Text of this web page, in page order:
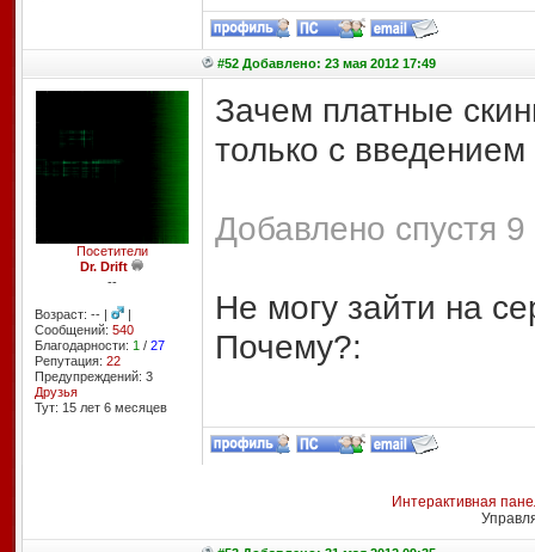
#52 Добавлено: 23 мая 2012 17:49
Посетители
Dr. Drift
--
Возраст: -- |
|
Сообщений: 540
Благодарности: 1 / 27
Репутация: 22
Предупреждений: 3
Друзья
Тут: 15 лет 6 месяцев
Зачем платные
только с
Добавлено спустя
Не могу зайти на
Почему?:
Интерактивная